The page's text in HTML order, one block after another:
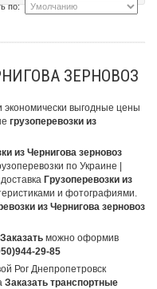
по:
ЗЕРНОВОЗ
экономически выгодные цены
грузоперевозки из
из Чернигова зерновоз
по Украине |
Грузоперевозки из
и фотографиями.
из Чернигова зерновоз
можно оформив
29-85
Рог Днепропетровск
Заказать транспортные